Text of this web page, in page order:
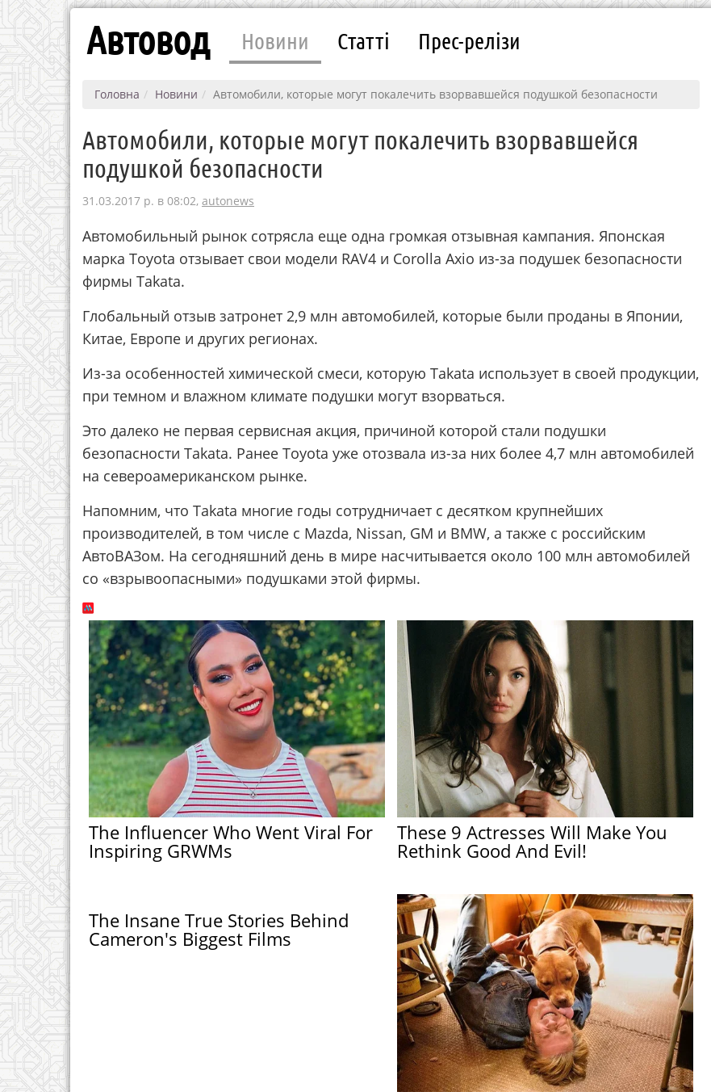
Автовод Новини Статті Прес-релізи
Головна Новини Автомобили, которые могут покалечить взорвавшейся подушкой безопасности
Автомобили, которые могут покалечить взорвавшейся
подушкой безопасности
31.03.2017 р. в 08:02, autonews
Автомобильный рынок сотрясла еще одна громкая отзывная кампания. Японская
марка Toyota отзывает свои модели RAV4 и Corolla Axio из-за подушек безопасности
фирмы Takata.
Глобальный отзыв затронет 2,9 млн автомобилей, которые были проданы в Японии,
Китае, Европе и других регионах.
Из-за особенностей химической смеси, которую Takata использует в своей продукции,
при темном и влажном климате подушки могут взорваться.
Это далеко не первая сервисная акция, причиной которой стали подушки
безопасности Takata. Ранее Toyota уже отозвала из-за них более 4,7 млн автомобилей
на североамериканском рынке.
Напомним, что Takata многие годы сотрудничает с десятком крупнейших
производителей, в том числе с Mazda, Nissan, GM и BMW, а также с российским
АвтоВАЗом. На сегодняшний день в мире насчитывается около 100 млн автомобилей
со «взрывоопасными» подушками этой фирмы.
The Influencer Who Went Viral For
Inspiring GRWMs
These 9 Actresses Will Make You
Rethink Good And Evil!
The Insane True Stories Behind
Cameron's Biggest Films